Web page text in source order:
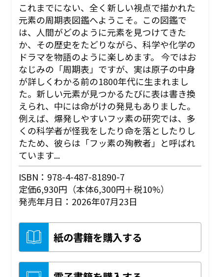
これまでにない、全く新しい視点で描かれた
元素の周期表図鑑へようこそ。この図鑑で
は、人間がどのように元素を見つけてきた
か、その歴史をたどりながら、科学や化学の
ドラマを物語のように楽しめます。 今ではお
なじみの「周期表」ですが、実は原子の中身
が詳しくわかる前の1800年代に生まれまし
た。新しい元素が見つかるたびに表は書き換
えられ、中には命がけの発見もありました。
例えば、爆発しやすいフッ素の研究では、多
くの科学者が怪我をしたり命を落としたりし
たため、彼らは「フッ素の殉教者」と呼ばれ
ています...
ISBN：978-4-487-81890-7
定価6,930円（本体6,300円＋税10%）
発売年月日：2026年07月23日
紙の書籍を購入する